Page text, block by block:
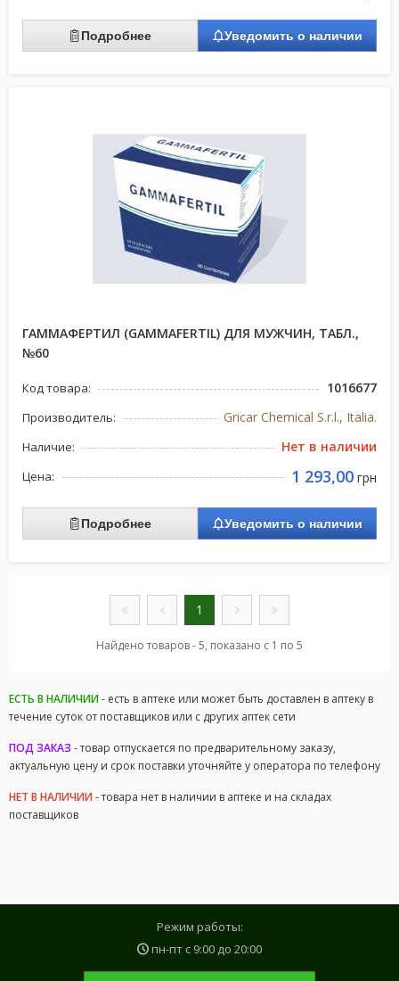
Подробнее Уведомить о наличии
ГАММАФЕРТИЛ (GAMMAFERTIL) ДЛЯ МУЖЧИН, ТАБЛ.,
№60
Код товара: 1016677
Производитель: Gricar Chemical S.r.l., Italia.
Наличие: Нет в наличии
Цена: 1 293,00 грн
Подробнее Уведомить о наличии
1
Найдено товаров - 5, показано с 1 по 5
ЕСТЬ В НАЛИЧИИ- есть в аптеке или может быть доставлен в аптеку в
течение суток от поставщиков или с других аптек сети
ПОД ЗАКАЗ - товар отпускается по предварительному заказу,
актуальную цену и срок поставки уточняйте у оператора по телефону
НЕТ В НАЛИЧИИ- товара нет в наличии в аптеке и на складах
поставщиков
Режим работы:
пн-пт с 9:00 до 20:00